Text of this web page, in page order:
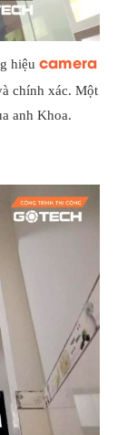
hiệu camera
chính xác. Một
anh Khoa.